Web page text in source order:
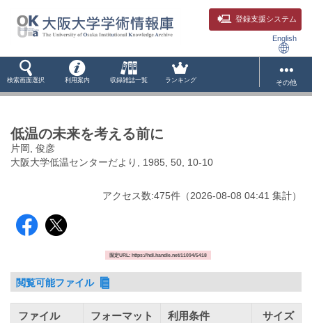
登録支援システム
English
検索画面選択 利用案内 収録雑誌一覧 ランキング その他
低温の未来を考える前に
片岡, 俊彦
大阪大学低温センターだより, 1985, 50, 10-10
アクセス数:475件 （2026-08-08 04:41 集計）
固定URL: https://hdl.handle.net/11094/5418
閲覧可能ファイル
ファイル フォーマット 利用条件 サイズ